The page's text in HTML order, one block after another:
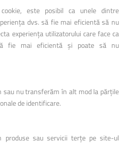
este posibil ca unele dintre
dvs. să fie mai eficientă să nu
experiența utilizatorului care face ca
fie mai eficientă și poate să nu
sau nu transferăm în alt mod la părțile
de identificare.
produse sau servicii terțe pe site-ul